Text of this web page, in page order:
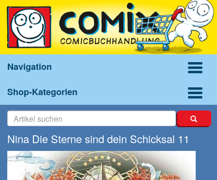
Navigation
Shop-Kategorien
Nina Die Sterne sind dein Schicksal 11